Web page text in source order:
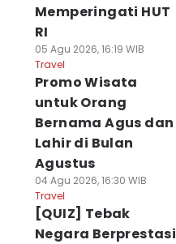
Memperingati HUT
RI
05 Agu 2026, 16:19 WIB
Travel
Promo Wisata
untuk Orang
Bernama Agus dan
Lahir di Bulan
Agustus
04 Agu 2026, 16:30 WIB
Travel
[QUIZ] Tebak
Negara Berprestasi